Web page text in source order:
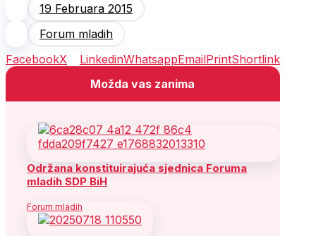
19 Februara 2015
Forum mladih
FacebookX LinkedinWhatsappEmailPrintShortlink
Možda vas zanima
Održana konstituirajuća sjednica Foruma
mladih SDP BiH
Forum mladih